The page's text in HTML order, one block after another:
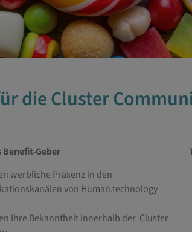
die Cluster
Geber
werbliche Präsenz in den
von Human.technology
Ihre Bekanntheit innerhalb der Cluster